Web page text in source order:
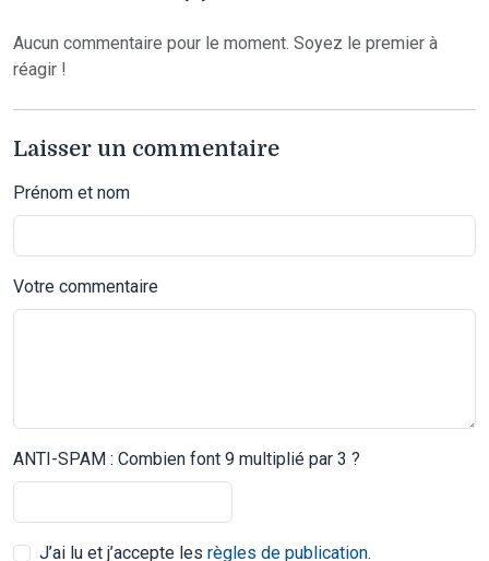
Aucun commentaire pour le moment. Soyez le premier à
réagir !
Laisser un commentaire
Prénom et nom
Votre commentaire
ANTI-SPAM : Combien font 9 multiplié par 3 ?
J’ai lu et j’accepte les règles de publication.